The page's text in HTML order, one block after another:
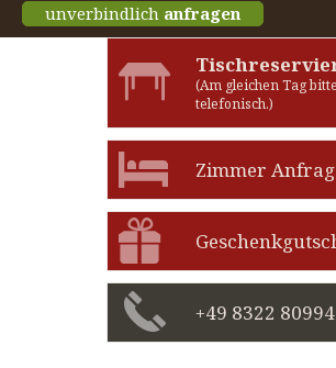
unverbindlich anfragen
(Am gleichen Tag
telefonisch.)
Zimmer
+49 8322